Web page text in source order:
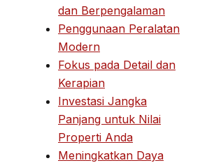
dan Berpengalaman
Penggunaan Peralatan
Modern
Fokus pada Detail dan
Kerapian
Investasi Jangka
Panjang untuk Nilai
Properti Anda
Meningkatkan Daya